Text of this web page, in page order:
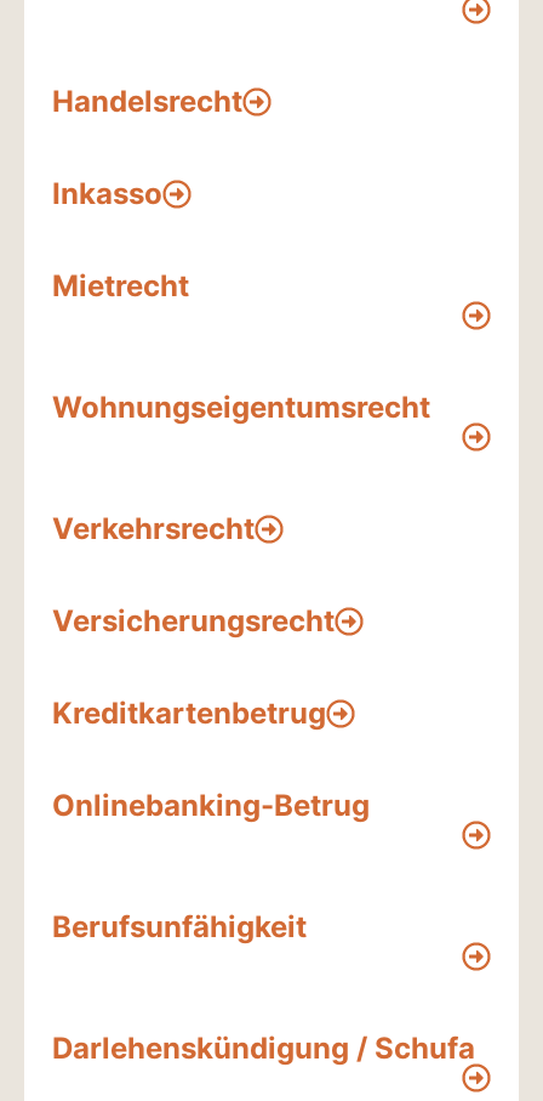
Handelsrecht
Inkasso
Mietrecht
Wohnungseigentumsrecht
Verkehrsrecht
Versicherungsrecht
Kreditkartenbetrug
Onlinebanking-Betrug
Berufsunfähigkeit
Darlehens­kündigung / Schufa